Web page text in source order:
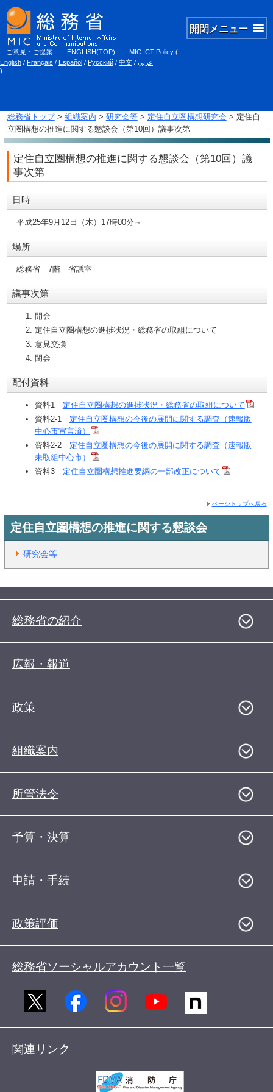
開閉メニュー
ご意見・ご提案 ENGLISH(TOP) MIC ICT Policy (
English / Français / Español / Русский / 中文 / عربي
)
総務省トップ> 組織案内 > 研究会等> 定住自立圏構想研究会 > 定住自
立圏構想の推進に関する懇談会（第10回）議事次第
定住自立圏構想の推進に関する懇談会（第10回）議
事次第
日時
平成25年9月12日（木）17時00分～
場所
総務省 7階 省議室
議事次第
開会
定住自立圏構想の進捗状況・総務省の取組について
意見交換
閉会
配付資料
資料1 定住自立圏構想の進捗状況・総務省の取組について
資料2-1 定住自立圏構想の今後の展開に関する調査（速報版
中心市宣言済）
資料2-2 定住自立圏構想の今後の展開に関する調査（速報版
未取組中心市）
資料3 定住自立圏構想推進要綱の一部改正について
ページトップへ戻る
定住自立圏構想の推進に関する懇談会
研究会等
総務省の紹介
広報・報道
政策
組織案内
所管法令
予算・決算
申請・手続
政策評価
総務省ソーシャルアカウント一覧
関連リンク